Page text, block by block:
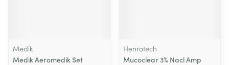
Medik
Medik Aeromedik Set
Henrotech
Mucoclear 3% Nacl Amp